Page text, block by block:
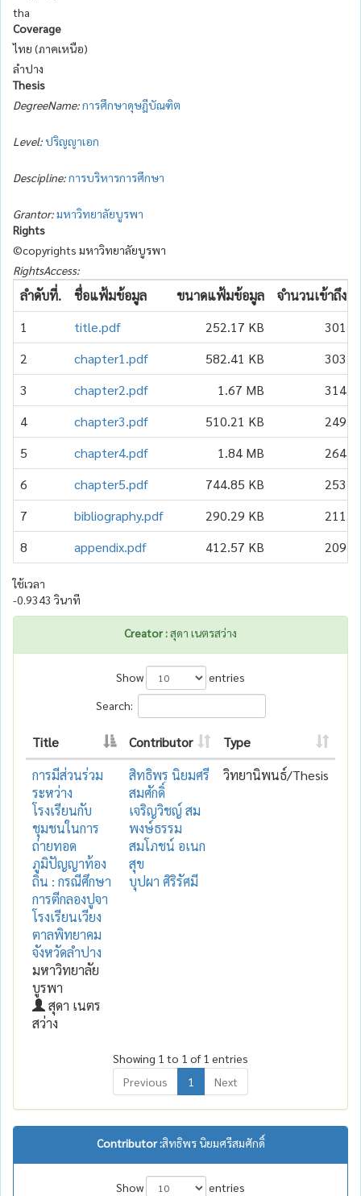
tha
Coverage
ไทย (ภาคเหนือ)
ลำปาง
Thesis
DegreeName:การศึกษาดุษฎีบัณฑิต
Level:ปริญญาเอก
Descipline:การบริหารการศึกษา
Grantor:มหาวิทยาลัยบูรพา
Rights
©copyrights มหาวิทยาลัยบูรพา
RightsAccess:
ลำดับที่. ชื่อแฟ้มข้อมูล ขนาดแฟ้มข้อมูล จำนวนเข้าถึง
1
title.pdf 252.17 KB 301
2
chapter1.pdf 582.41 KB 303
3
chapter2.pdf 1.67 MB 314
4
chapter3.pdf 510.21 KB 249
5
chapter4.pdf 1.84 MB 264
6
chapter5.pdf 744.85 KB 253
7
bibliography.pdf 290.29 KB 211
8
appendix.pdf 412.57 KB 209
ใช้เวลา
-0.9343 วินาที
Creator :สุดา เนตรสว่าง
Show
entries
Search:
Title Contributor
Type
การมีส่วนร่วม
ระหว่าง
โรงเรียนกับ
ชุมชนในการ
ถ่ายทอด
ภูมิปัญญาท้อง
ถิ่น : กรณีศึกษา
การตีกลองปูจา
โรงเรียนเวียง
ตาลพิทยาคม
จังหวัดลำปาง
มหาวิทยาลัย
บูรพา
สุดา เนตร
สว่าง
สิทธิพร นิยมศรี
สมศักดิ์
เจริญวิชญ์ สม
พงษ์ธรรม
สมโภชน์ อเนก
สุข
บุปผา ศิริรัศมี
วิทยานิพนธ์/Thesis
Showing 1 to 1 of 1 entries
Previous
1 Next
Contributor :สิทธิพร นิยมศรีสมศักดิ์
Show entries